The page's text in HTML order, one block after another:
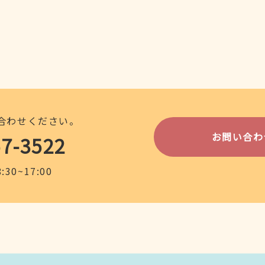
せください。
3522 お問い合